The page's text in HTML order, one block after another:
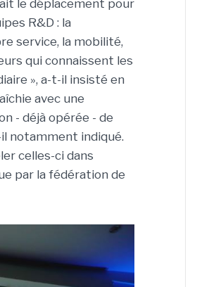
le déplacement pour
R&D : la
service, la mobilité,
qui connaissent les
», a-t-il insisté en
avec une
- déjà opérée - de
notamment indiqué.
celles-ci dans
par la fédération de